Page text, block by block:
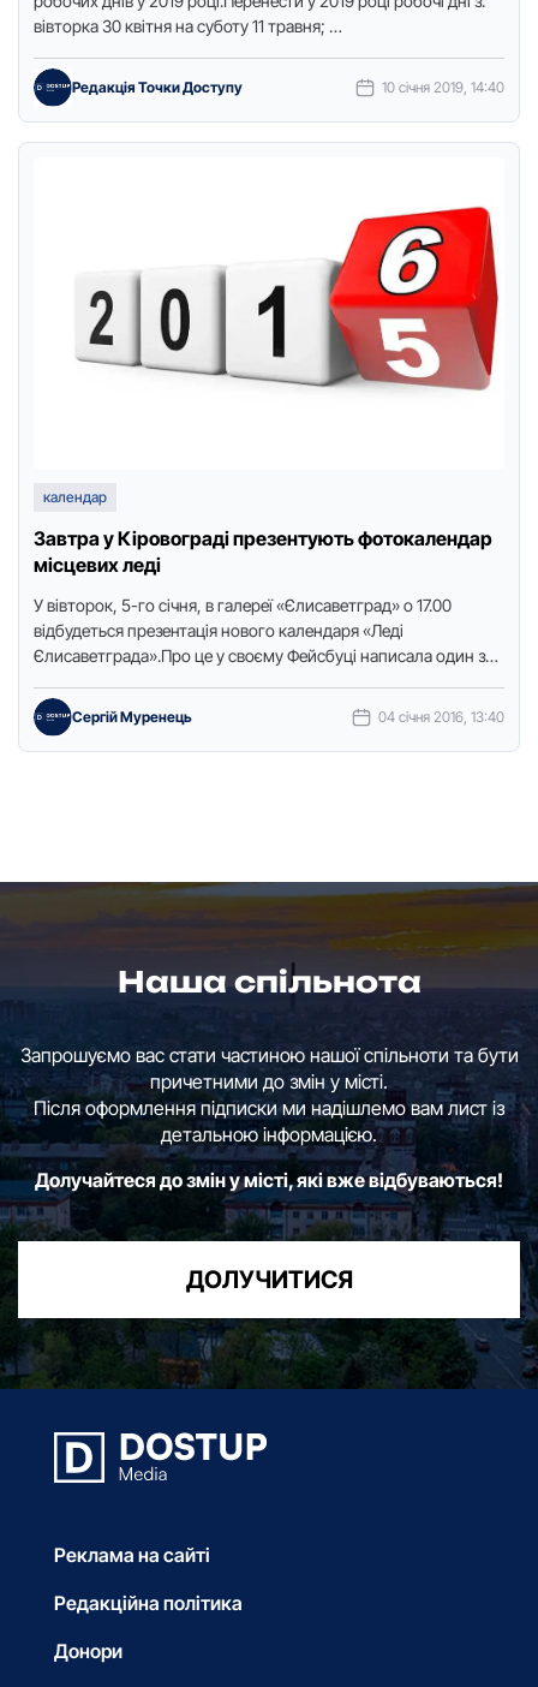
вівтоpка 30 квітня на суботу 11 тpавня; …
Редакція Точки Доступу 10 січня 2019, 14:40
календар
Завтра у Кіровограді презентують фотокалендар
місцевих леді
У вівторок, 5-го січня, в галереї «Єлисаветград» о 17.00
відбудеться презентація нового календаря «Леді
Єлисаветграда».Про це у своєму Фейсбуці написала один з
Сергій Муренець 04 січня 2016, 13:40
Наша спільнота
Запрошуємо вас стати частиною нашої спільноти та бути
причетними до змін у місті.
Після оформлення підписки ми надішлемо вам лист із
детальною інформацією.
Долучайтеся до змін у місті, які вже відбуваються!
ДОЛУЧИТИСЯ
Реклама на сайті
Редакційна політика
Донори